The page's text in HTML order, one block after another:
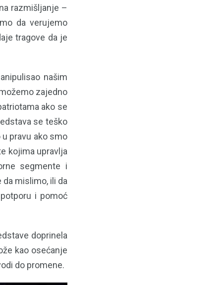
razmišljanje –
da verujemo
tragove da je
našim
zajedno
ako se
se teško
pravu ako smo
kojima upravlja
segmente i
mislimo, ili da
i pomoć
doprinela
kao osećanje
do promene.